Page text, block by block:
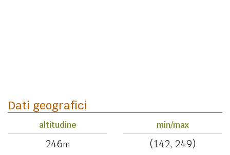
Dati geografici
altitudine
246m
min/max
(142, 249)